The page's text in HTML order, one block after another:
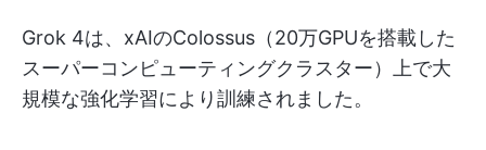
Grok 4は、xAIのColossus（20万GPUを搭載した
スーパーコンピューティングクラスター）上で大
規模な強化学習により訓練されました。